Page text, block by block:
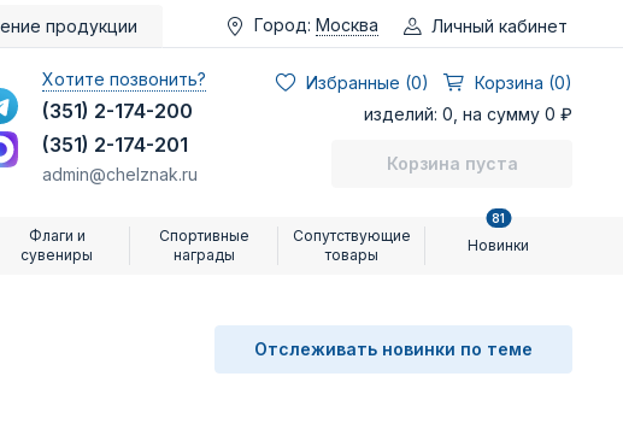
продукции Город: Москва Личный кабинет
Хотите позвонить?
(351) 2-174-200
(351) 2-174-201
admin@chelznak.ru
Избранные (0)
Корзина (0)
изделий: 0, на сумму 0 ₽
Корзина пуста
Флаги и
сувениры
Спортивные
награды
Сопутствующие
товары
Новинки
81
Отслеживать новинки по теме